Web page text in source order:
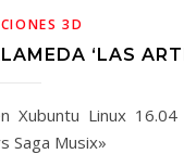
3D
‘LAS
Xubuntu Linux 16.04
Saga Musix»